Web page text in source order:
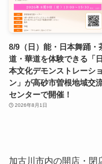
8/9（日）能・日本舞踊・
道・華道を体験できる「日
本文化デモンストレーショ
ン」が高砂市曽根地域交
センターで開催！
2026年8月1日
加古川市内の開店・閉